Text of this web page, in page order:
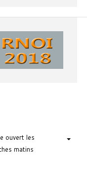
ouvert les
matins